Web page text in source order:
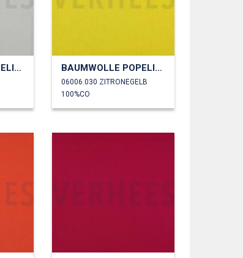
BAUMWOLLE POPELINE BAUMWOLLE POPELINE
06006.030 ZITRONEGELB
100%CO